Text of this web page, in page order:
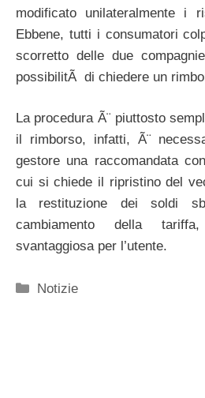
modificato unilateralmente i
Ebbene, tutti i consumatori
scorretto delle due
possibilitÃ di chiedere un
La procedura Ã¨ piuttosto
il rimborso, infatti, Ã¨
gestore una raccomandata
cui si chiede il ripristino del
la restituzione dei soldi
cambiamento della
svantaggiosa per l’utente.
Categorie
Notizie